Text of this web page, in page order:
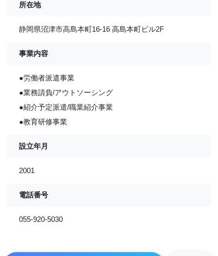
所在地
静岡県沼津市高島本町16-16 高島本町ビル2F
事業内容
●労働者派遣事業
●業務請負/アウトソーシング
●紹介予定派遣/職業紹介事業
●教育研修事業
設立年月
2001
電話番号
055-920-5030